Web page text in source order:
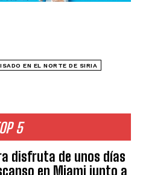
5
disfruta de unos días
en Miami junto a
EN EL NORTE DE SIRIA